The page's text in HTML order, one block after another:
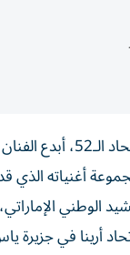
ضمن احتفالات
أغنياته الذي
الوطني
أرينا في